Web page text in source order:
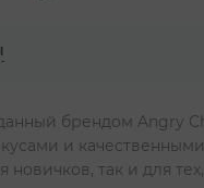
брендом Angry
и
так и для